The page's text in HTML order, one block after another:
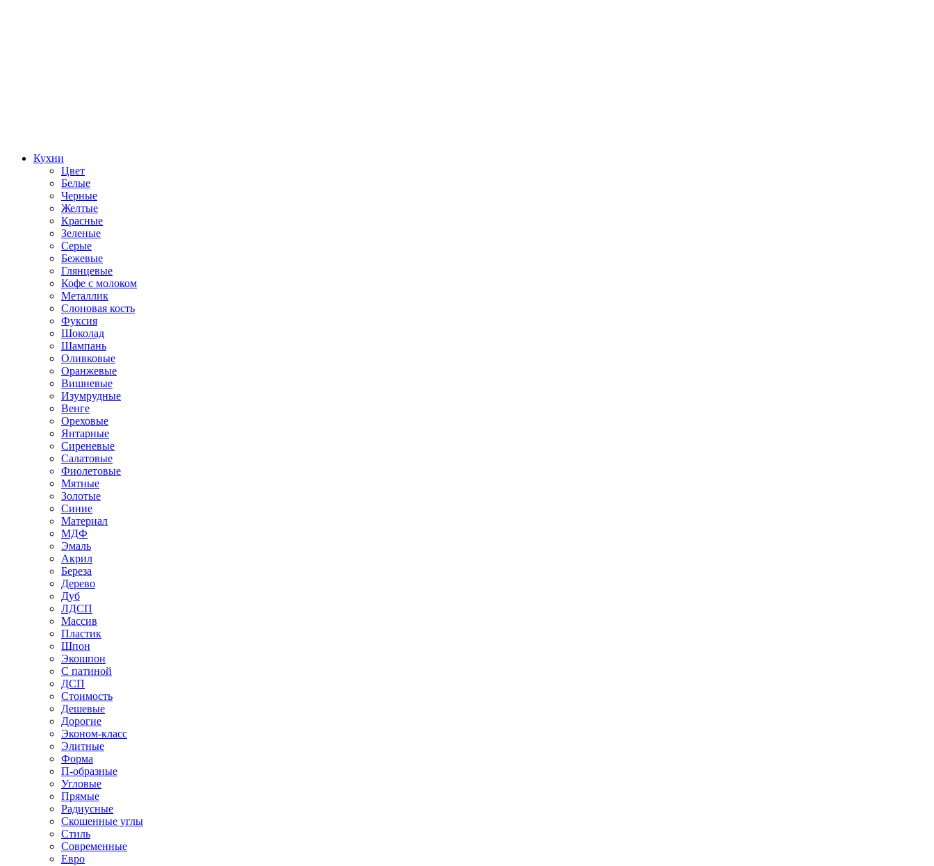
Кухни
Цвет
Белые
Черные
Желтые
Красные
Зеленые
Серые
Бежевые
Глянцевые
Кофе с молоком
Металлик
Слоновая кость
Фуксия
Шоколад
Шампань
Оливковые
Оранжевые
Вишневые
Изумрудные
Венге
Ореховые
Янтарные
Сиреневые
Салатовые
Фиолетовые
Мятные
Золотые
Синие
Материал
МДФ
Эмаль
Акрил
Береза
Дерево
Дуб
ЛДСП
Массив
Пластик
Шпон
Экошпон
С патиной
ДСП
Стоимость
Дешевые
Дорогие
Эконом-класс
Элитные
Форма
П-образные
Угловые
Прямые
Радиусные
Скошенные углы
Стиль
Современные
Евро